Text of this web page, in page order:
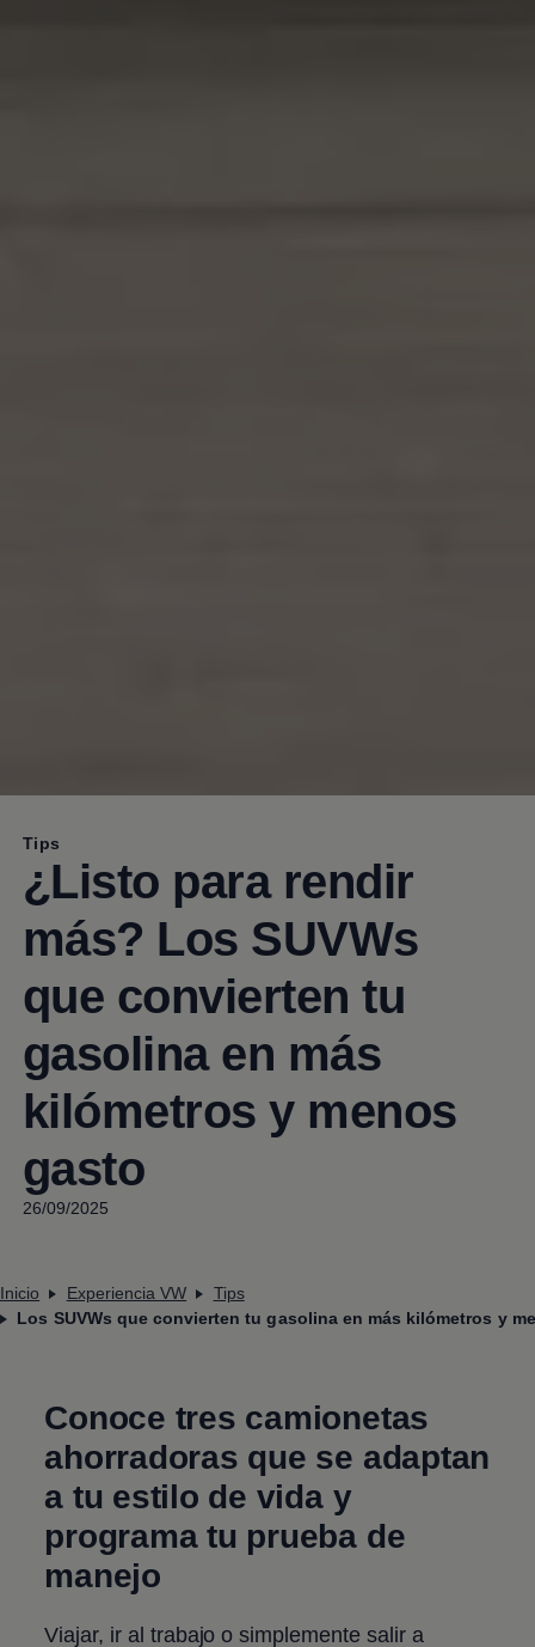
Tips
¿Listo para rendir
más? Los SUVWs
que convierten tu
gasolina en más
kilómetros y menos
gasto
26/09/2025
Inicio Experiencia VW
Tips
Los SUVWs que convierten tu gasolina en más kilómetros y
Conoce tres camionetas
ahorradoras que se adaptan
a tu estilo de vida y
programa tu prueba de
manejo
Viajar, ir al trabajo o simplemente salir a